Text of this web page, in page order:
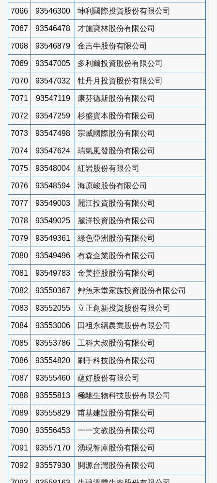
7066 93546300 坤利國際投資股份有限公司
7067 93546478 才施寶林股份有限公司
7068 93546879 金吉牛股份有限公司
7069 93547005 多利爾投資股份有限公司
7070 93547032 牡丹月投資股份有限公司
7071 93547119 康芬德斯股份有限公司
7072 93547259 杉盛資本股份有限公司
7073 93547498 宗威國際股份有限公司
7074 93547624 瑞氣風發股份有限公司
7075 93548004 紅岩股份有限公司
7076 93548594 海原峻股份有限公司
7077 93549003 麗江投資股份有限公司
7078 93549025 麗洋投資股份有限公司
7079 93549361 綠色亞洲股份有限公司
7080 93549496 有森企業股份有限公司
7081 93549783 金美控股股份有限公司
7082 93550367 艸魚禾堂家族投資股份有限公司
7083 93552055 立正創新投資股份有限公司
7084 93553006 田祖永續農業股份有限公司
7085 93553786 工科大叔股份有限公司
7086 93554820 刷手科技股份有限公司
7087 93555460 蘊好股份有限公司
7088 93555813 極馳生物科技股份有限公司
7089 93555829 甫基建設股份有限公司
7090 93556453 一一文教股份有限公司
7091 93557170 湧現智庫股份有限公司
7092 93557930 開源台灣股份有限公司